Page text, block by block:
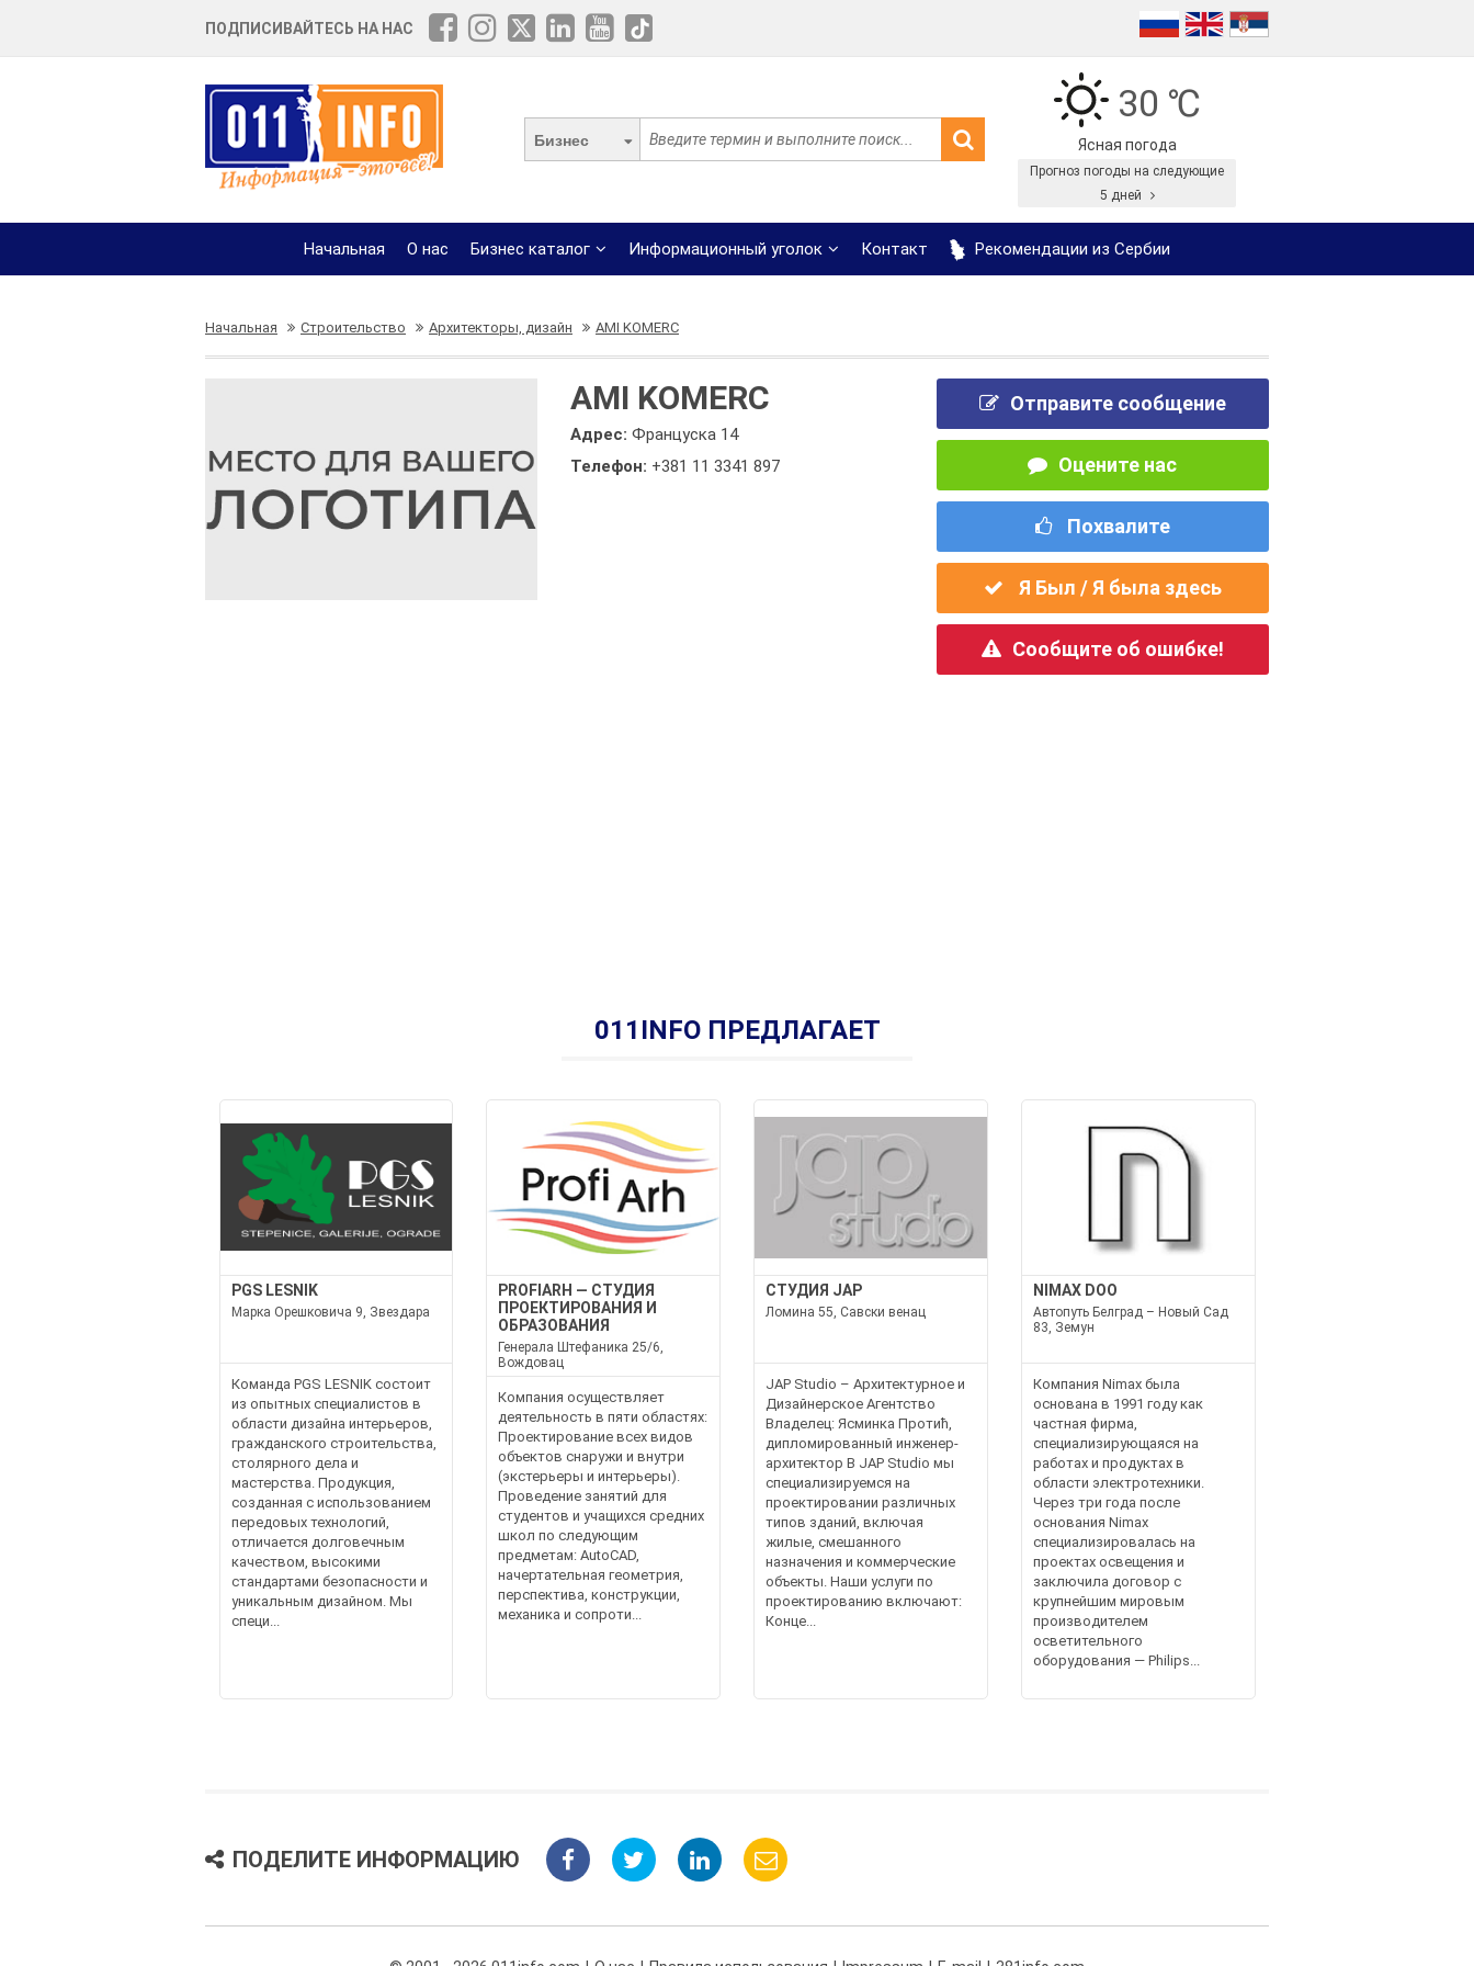
ПОДПИСИВАЙТЕСЬ НА НАС
Бизнес
30 ℃
Ясная погода
Прогноз погоды на следующие
5 дней
Начальная О нас Бизнес каталог Информационный уголок Контакт Рекомендации из Сербии
Начальная Строительство Архитекторы, дизайн AMI KOMERC
AMI KOMERC
Адрес:Француска 14
Телефон: +381 11 3341 897
Отправите сообщение
Оцените нас
Похвалите
Я Был / Я была здесь
Сообщите об ошибке!
011INFO ПРЕДЛАГАЕТ
PGS LESNIK
Марка Орешковича 9, Звездара
Команда PGS LESNIK состоит
из опытных специалистов в
области дизайна интерьеров,
гражданского строительства,
столярного дела и
мастерства. Продукция,
созданная с использованием
передовых технологий,
отличается долговечным
качеством, высокими
стандартами безопасности и
уникальным дизайном. Мы
специ...
PROFIARH — СТУДИЯ
ПРОЕКТИРОВАНИЯ И
ОБРАЗОВАНИЯ
Генерала Штефаника 25/6,
Вождовац
Компания осуществляет
деятельность в пяти областях:
Проектирование всех видов
объектов снаружи и внутри
(экстерьеры и интерьеры).
Проведение занятий для
студентов и учащихся средних
школ по следующим
предметам: AutoCAD,
начертательная геометрия,
перспектива, конструкции,
механика и сопроти...
СТУДИЯ JAP
Ломина 55, Савски венац
JAP Studio – Архитектурное и
Дизайнерское Агентство
Владелец: Ясминка Протић,
дипломированный инженер-
архитектор В JAP Studio мы
специализируемся на
проектировании различных
типов зданий, включая
жилые, смешанного
назначения и коммерческие
объекты. Наши услуги по
проектированию включают:
Конце...
NIMAX DOO
Автопуть Белград – Новый Сад
83, Земун
Компания Nimax была
основана в 1991 году как
частная фирма,
специализирующаяся на
работах и продуктах в
области электротехники.
Через три года после
основания Nimax
специализировалась на
проектах освещения и
заключила договор с
крупнейшим мировым
производителем
осветительного
оборудования — Philips...
ПОДЕЛИТЕ ИНФОРМАЦИЮ